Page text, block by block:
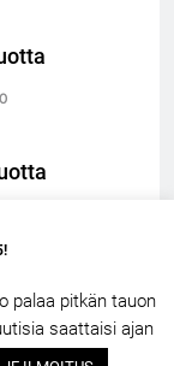
BlazeThemes
palaa pitkän tauon
saattaisi ajan